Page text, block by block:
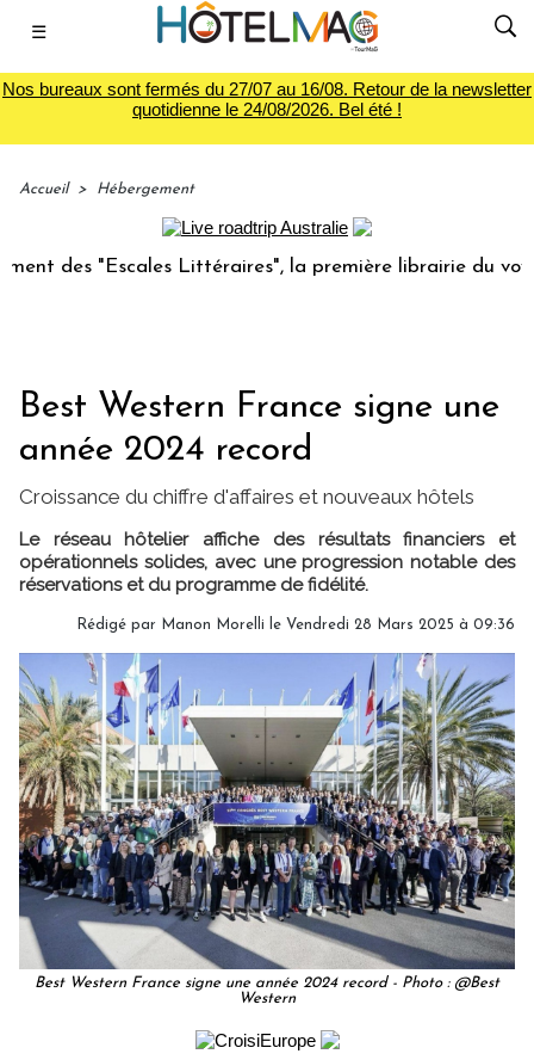
☰
Nos bureaux sont fermés du 27/07 au 16/08. Retour de la newsletter
quotidienne le 24/08/2026. Bel été !
Accueil > Hébergement
"Escales Littéraires", la première librairie du voyage
Best Western France signe une
année 2024 record
Croissance du chiffre d'affaires et nouveaux hôtels
Le réseau hôtelier affiche des résultats financiers et
opérationnels solides, avec une progression notable des
réservations et du programme de fidélité.
Rédigé par Manon Morelli le Vendredi 28 Mars 2025 à 09:36
Best Western France signe une année 2024 record - Photo : @Best
Western